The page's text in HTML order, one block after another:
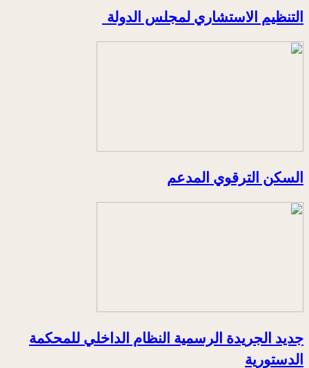
التنظيم الاستشاري لمجلس الدولة
السكن الترقوي المدعم
جديد الجريدة الرسمية النظام الداخلي للمحكمة
الدستورية